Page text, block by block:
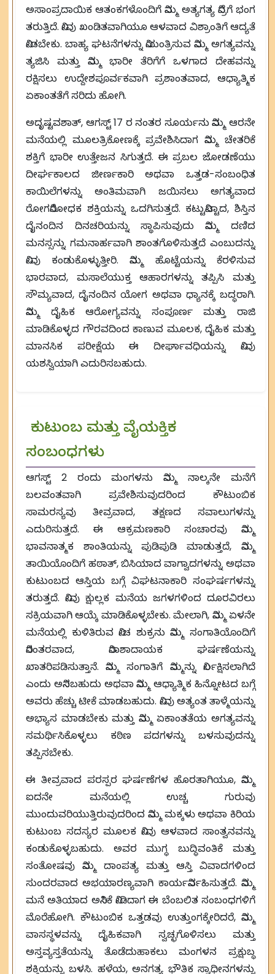
ಅಸಾಂಪ್ರದಾಯಿಕ ಆತಂಕಗಳೊಂದಿಗೆ ನಿಮ್ಮ ಅತ್ಯಗತ್ಯ ನಿದ್ರೆಗೆ ಭಂಗ
ತರುತ್ತಿದೆ. ನೀವು ಖಂಡಿತವಾಗಿಯೂ ಆಳವಾದ ವಿಶ್ರಾಂತಿಗೆ ಆದ್ಯತೆ
ನೀಡಬೇಕು. ಬಾಹ್ಯ ಘಟನೆಗಳನ್ನು ನಿಯಂತ್ರಿಸುವ ನಿಮ್ಮ ಅಗತ್ಯವನ್ನು
ತ್ಯಜಿಸಿ ಮತ್ತು ನಿಮ್ಮ ಭಾರೀ ತೆರಿಗೆಗೆ ಒಳಗಾದ ದೇಹವನ್ನು
ರಕ್ಷಿಸಲು ಉದ್ದೇಶಪೂರ್ವಕವಾಗಿ ಪ್ರಶಾಂತವಾದ, ಆಧ್ಯಾತ್ಮಿಕ
ಏಕಾಂತತೆಗೆ ಸರಿದು ಹೋಗಿ.
ಅದೃಷ್ಟವಶಾತ್, ಆಗಸ್ಟ್ 17 ರ ನಂತರ ಸೂರ್ಯನು ನಿಮ್ಮ ಆರನೇ
ಮನೆಯಲ್ಲಿ ಮೂಲತ್ರಿಕೋಣಕ್ಕೆ ಪ್ರವೇಶಿಸಿದಾಗ ನಿಮ್ಮ ಚೇತರಿಕೆ
ಶಕ್ತಿಗೆ ಭಾರೀ ಉತ್ತೇಜನ ಸಿಗುತ್ತದೆ. ಈ ಪ್ರಬಲ ಜೋಡಣೆಯು
ದೀರ್ಘಕಾಲದ ಜೀರ್ಣಕಾರಿ ಅಥವಾ ಒತ್ತಡ-ಸಂಬಂಧಿತ
ಕಾಯಿಲೆಗಳನ್ನು ಅಂತಿಮವಾಗಿ ಜಯಿಸಲು ಅಗತ್ಯವಾದ
ರೋಗನಿರೋಧಕ ಶಕ್ತಿಯನ್ನು ಒದಗಿಸುತ್ತದೆ. ಕಟ್ಟುನಿಟ್ಟಾದ, ಶಿಸ್ತಿನ
ದೈನಂದಿನ ದಿನಚರಿಯನ್ನು ಸ್ಥಾಪಿಸುವುದು ನಿಮ್ಮ ದಣಿದ
ಮನಸ್ಸನ್ನು ಗಮನಾರ್ಹವಾಗಿ ಶಾಂತಗೊಳಿಸುತ್ತದೆ ಎಂಬುದನ್ನು
ನೀವು ಕಂಡುಕೊಳ್ಳುತ್ತೀರಿ. ನಿಮ್ಮ ಹೊಟ್ಟೆಯನ್ನು ಕೆರಳಿಸುವ
ಭಾರವಾದ, ಮಸಾಲೆಯುಕ್ತ ಆಹಾರಗಳನ್ನು ತಪ್ಪಿಸಿ ಮತ್ತು
ಸೌಮ್ಯವಾದ, ದೈನಂದಿನ ಯೋಗ ಅಥವಾ ಧ್ಯಾನಕ್ಕೆ ಬದ್ಧರಾಗಿ.
ನಿಮ್ಮ ದೈಹಿಕ ಆರೋಗ್ಯವನ್ನು ಸಂಪೂರ್ಣ ಮತ್ತು ರಾಜಿ
ಮಾಡಿಕೊಳ್ಳದ ಗೌರವದಿಂದ ಕಾಣುವ ಮೂಲಕ, ದೈಹಿಕ ಮತ್ತು
ಮಾನಸಿಕ ಪರೀಕ್ಷೆಯ ಈ ದೀರ್ಘಾವಧಿಯನ್ನು ನೀವು
ಯಶಸ್ವಿಯಾಗಿ ಎದುರಿಸಬಹುದು.
ಕುಟುಂಬ ಮತ್ತು ವೈಯಕ್ತಿಕ
ಸಂಬಂಧಗಳು
ಆಗಸ್ಟ್ 2 ರಂದು ಮಂಗಳನು ನಿಮ್ಮ ನಾಲ್ಕನೇ ಮನೆಗೆ
ಬಲವಂತವಾಗಿ ಪ್ರವೇಶಿಸುವುದರಿಂದ ಕೌಟುಂಬಿಕ
ಸಾಮರಸ್ಯವು ತೀವ್ರವಾದ, ತಕ್ಷಣದ ಸವಾಲುಗಳನ್ನು
ಎದುರಿಸುತ್ತದೆ. ಈ ಆಕ್ರಮಣಕಾರಿ ಸಂಚಾರವು ನಿಮ್ಮ
ಭಾವನಾತ್ಮಕ ಶಾಂತಿಯನ್ನು ಪುಡಿಪುಡಿ ಮಾಡುತ್ತದೆ, ನಿಮ್ಮ
ತಾಯಿಯೊಂದಿಗೆ ಹಠಾತ್, ಬಿಸಿಯಾದ ವಾಗ್ವಾದಗಳನ್ನು ಅಥವಾ
ಕುಟುಂಬದ ಆಸ್ತಿಯ ಬಗ್ಗೆ ವಿಘಟನಾಕಾರಿ ಸಂಘರ್ಷಗಳನ್ನು
ತರುತ್ತದೆ. ನೀವು ಕ್ಷುಲ್ಲಕ ಮನೆಯ ಜಗಳಗಳಿಂದ ದೂರವಿರಲು
ಸಕ್ರಿಯವಾಗಿ ಆಯ್ಕೆ ಮಾಡಿಕೊಳ್ಳಬೇಕು. ಮೇಲಾಗಿ, ನಿಮ್ಮ ಏಳನೇ
ಮನೆಯಲ್ಲಿ ಕುಳಿತಿರುವ ನೀಚ ಶುಕ್ರನು ನಿಮ್ಮ ಸಂಗಾತಿಯೊಂದಿಗೆ
ನಿರಂತರವಾದ, ನಿರಾಶಾದಾಯಕ ಘರ್ಷಣೆಯನ್ನು
ಖಾತರಿಪಡಿಸುತ್ತಾನೆ. ನಿಮ್ಮ ಸಂಗಾತಿಗೆ ನಿಮ್ಮನ್ನು ನಿರ್ಲಕ್ಷಿಸಲಾಗಿದೆ
ಎಂದು ಅನಿಸಬಹುದು ಅಥವಾ ನಿಮ್ಮ ಆಧ್ಯಾತ್ಮಿಕ ಹಿನ್ನೋಟದ ಬಗ್ಗೆ
ಅವರು ಹೆಚ್ಚು ಟೀಕೆ ಮಾಡಬಹುದು. ನೀವು ಅತ್ಯಂತ ತಾಳ್ಮೆಯನ್ನು
ಅಭ್ಯಾಸ ಮಾಡಬೇಕು ಮತ್ತು ನಿಮ್ಮ ಏಕಾಂತತೆಯ ಅಗತ್ಯವನ್ನು
ಸಮರ್ಥಿಸಿಕೊಳ್ಳಲು ಕಠಿಣ ಪದಗಳನ್ನು ಬಳಸುವುದನ್ನು
ತಪ್ಪಿಸಬೇಕು.
ಈ ತೀವ್ರವಾದ ಪರಸ್ಪರ ಘರ್ಷಣೆಗಳ ಹೊರತಾಗಿಯೂ, ನಿಮ್ಮ
ಐದನೇ ಮನೆಯಲ್ಲಿ ಉಚ್ಚ ಗುರುವು
ಮುಂದುವರಿಯುತ್ತಿರುವುದರಿಂದ ನಿಮ್ಮ ಮಕ್ಕಳು ಅಥವಾ ಕಿರಿಯ
ಕುಟುಂಬ ಸದಸ್ಯರ ಮೂಲಕ ನೀವು ಆಳವಾದ ಸಾಂತ್ವನವನ್ನು
ಕಂಡುಕೊಳ್ಳಬಹುದು. ಅವರ ಮುಗ್ಧ ಬುದ್ಧಿವಂತಿಕೆ ಮತ್ತು
ಸಂತೋಷವು ನಿಮ್ಮ ದಾಂಪತ್ಯ ಮತ್ತು ಆಸ್ತಿ ವಿವಾದಗಳಿಂದ
ಸುಂದರವಾದ ಅಭಯಾರಣ್ಯವಾಗಿ ಕಾರ್ಯನಿರ್ವಹಿಸುತ್ತದೆ. ನಿಮ್ಮ
ಮನೆ ಅತಿಯಾದ ಅನಿಸಿಕೆ ನೀಡಿದಾಗ ಈ ಬೆಂಬಲಿತ ಸಂಬಂಧಗಳಿಗೆ
ಮೊರೆಹೋಗಿ. ಕೌಟುಂಬಿಕ ಒತ್ತಡವು ಉತ್ತುಂಗಕ್ಕೇರಿದರೆ, ನಿಮ್ಮ
ವಾಸಸ್ಥಳವನ್ನು ದೈಹಿಕವಾಗಿ ಸ್ವಚ್ಛಗೊಳಿಸಲು ಮತ್ತು
ಅಸ್ತವ್ಯಸ್ತತೆಯನ್ನು ತೊಡೆದುಹಾಕಲು ಮಂಗಳನ ಪ್ರಕ್ಷುಬ್ಧ
ಶಕ್ತಿಯನ್ನು ಬಳಸಿ. ಹಳೆಯ, ಅನಗತ್ಯ ಭೌತಿಕ ಸ್ವಾಧೀನಗಳನ್ನು